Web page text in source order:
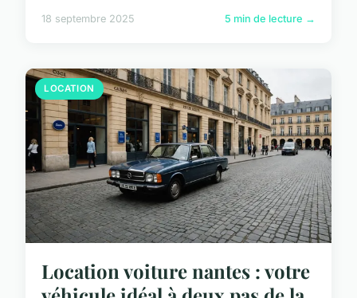
18 septembre 2025 5 min de lecture →
LOCATION
Location voiture nantes : votre